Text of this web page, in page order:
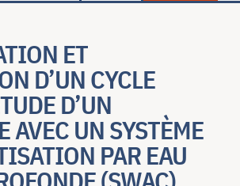
ET
D’UN CYCLE
D’UN
AVEC UN SYSTÈME
PAR EAU